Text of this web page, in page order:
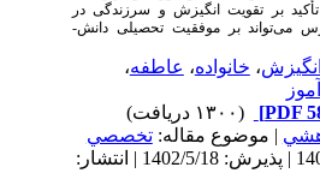
بر تقویت انگیزش و سرزندگی در
بر موفقیت تحصیلی دانش‌­
،خانواده،عاطفه،
| موضوع مقاله:تخصصي
دریافت: 1401/12/11 | پذیرش: 1402/5/18 | انتشار: